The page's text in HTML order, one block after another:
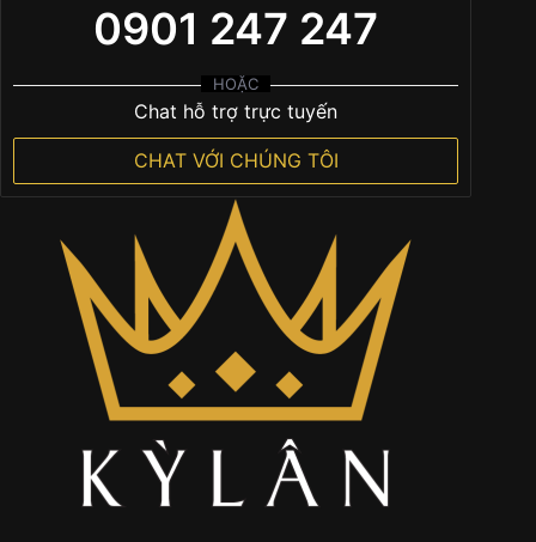
0901 247 247
HOẶC
Chat hỗ trợ trực tuyến
CHAT VỚI CHÚNG TÔI